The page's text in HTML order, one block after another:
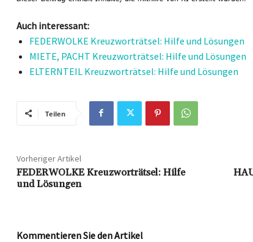
Auch interessant:
FEDERWOLKE Kreuzworträtsel: Hilfe und Lösungen
MIETE, PACHT Kreuzworträtsel: Hilfe und Lösungen
ELTERNTEIL Kreuzworträtsel: Hilfe und Lösungen
Teilen
Vorheriger Artikel
FEDERWOLKE Kreuzworträtsel: Hilfe
und Lösungen
Kommentieren Sie den Artikel